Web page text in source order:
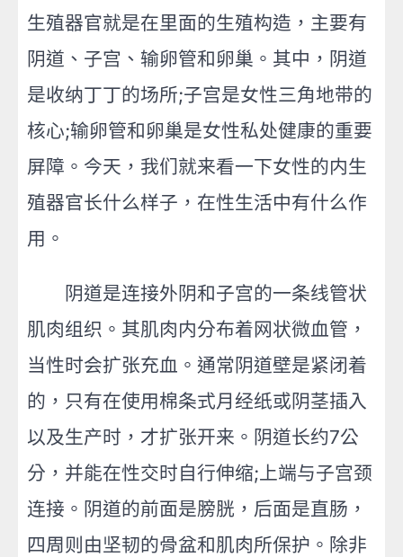
生殖器官就是在里面的生殖构造，主要有
阴道、子宫、输卵管和卵巢。其中，阴道
是收纳丁丁的场所;子宫是女性三角地带的
核心;输卵管和卵巢是女性私处健康的重要
屏障。今天，我们就来看一下女性的内生
殖器官长什么样子，在性生活中有什么作
用。
阴道是连接外阴和子宫的一条线管状
肌肉组织。其肌肉内分布着网状微血管，
当性时会扩张充血。通常阴道壁是紧闭着
的，只有在使用棉条式月经纸或阴茎插入
以及生产时，才扩张开来。阴道长约7公
分，并能在性交时自行伸缩;上端与子宫颈
连接。阴道的前面是膀胱，后面是直肠，
四周则由坚韧的骨盆和肌肉所保护。除非